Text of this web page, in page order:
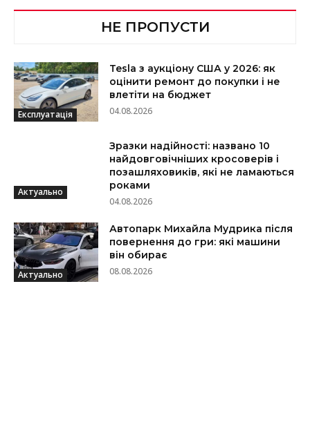
НЕ ПРОПУСТИ
Експлуатація
Tesla з аукціону США у 2026: як
оцінити ремонт до покупки і не
влетіти на бюджет
04.08.2026
Актуально
Зразки надійності: названо 10
найдовговічніших кросоверів і
позашляховиків, які не ламаються
роками
04.08.2026
Актуально
Автопарк Михайла Мудрика після
повернення до гри: які машини
він обирає
08.08.2026